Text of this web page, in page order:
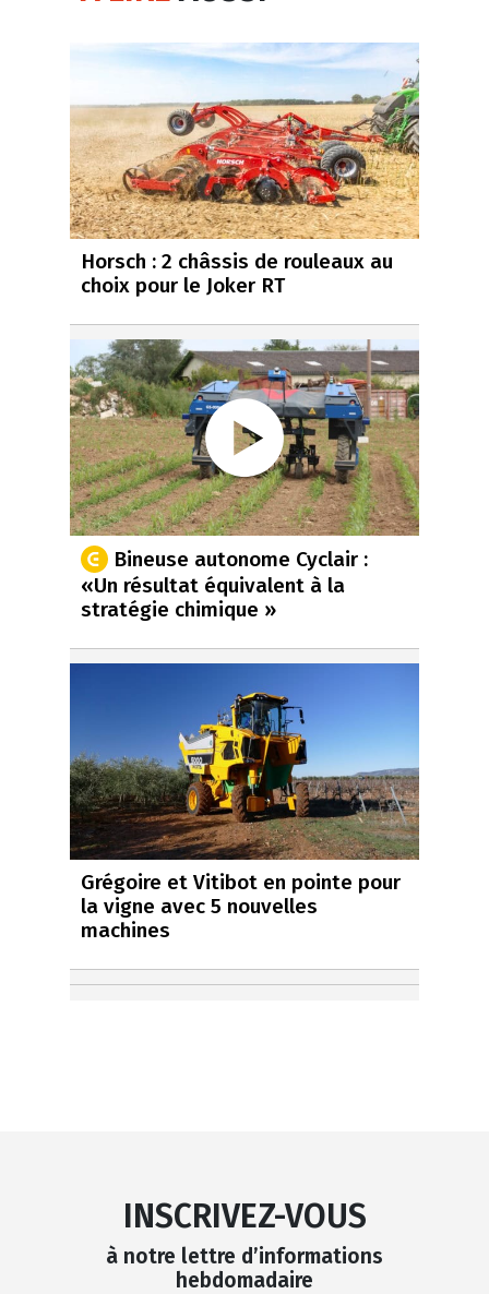
Horsch : 2 châssis de rouleaux au
choix pour le Joker RT
Bineuse autonome Cyclair :
«Un résultat équivalent à la
stratégie chimique »
Grégoire et Vitibot en pointe pour
la vigne avec 5 nouvelles
machines
INSCRIVEZ-VOUS
à notre lettre d’informations
hebdomadaire